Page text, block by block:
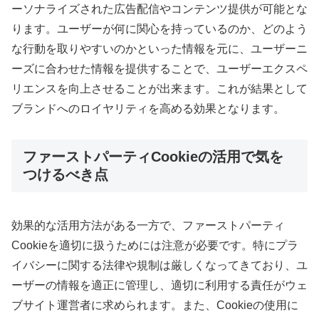
ーソナライズされた広告配信やコンテンツ提供が可能とな
ります。ユーザーが何に関心を持っているのか、どのよう
な行動を取りやすいのかといった情報を元に、ユーザーニ
ーズに合わせた情報を提供することで、ユーザーエクスペ
リエンスを向上させることが出来ます。これが結果として
ブランドへのロイヤリティを高める効果となります。
ファーストパーティCookieの活用で気を
つけるべき点
効果的な活用方法がある一方で、ファーストパーティ
Cookieを適切に扱うためには注意が必要です。特にプラ
イバシーに関する法律や規制は厳しくなってきており、ユ
ーザーの情報を適正に管理し、適切に利用する責任がウェ
ブサイト運営者に求められます。また、Cookieの使用に